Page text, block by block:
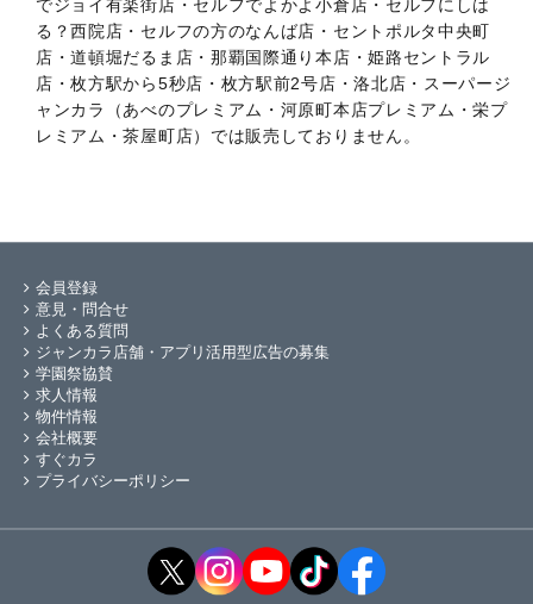
でジョイ有楽街店・セルフでよかよ小倉店・セルフにしは
る？西院店・セルフの方のなんば店・セントポルタ中央町
店・道頓堀だるま店・那覇国際通り本店・姫路セントラル
店・枚方駅から5秒店・枚方駅前2号店・洛北店・スーパージ
ャンカラ（あべのプレミアム・河原町本店プレミアム・栄プ
レミアム・茶屋町店）では販売しておりません。
会員登録
意見・問合せ
よくある質問
ジャンカラ店舗・アプリ活用型広告の募集
学園祭協賛
求人情報
物件情報
会社概要
すぐカラ
プライバシーポリシー